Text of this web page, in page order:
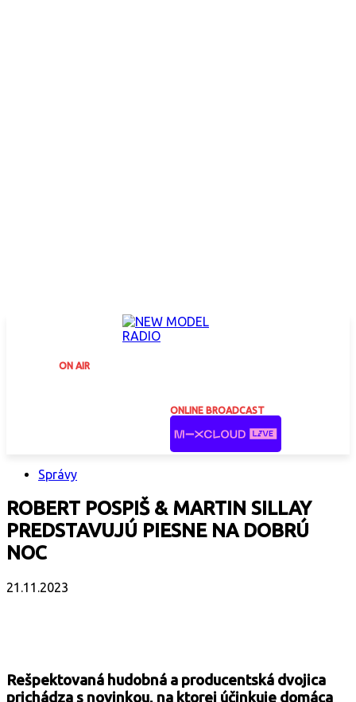
ON AIR
ONLINE BROADCAST
Správy
ROBERT POSPIŠ & MARTIN SILLAY
PREDSTAVUJÚ PIESNE NA DOBRÚ
NOC
21.11.2023
Rešpektovaná hudobná a producentská dvojica
prichádza s novinkou, na ktorej účinkuje domáca